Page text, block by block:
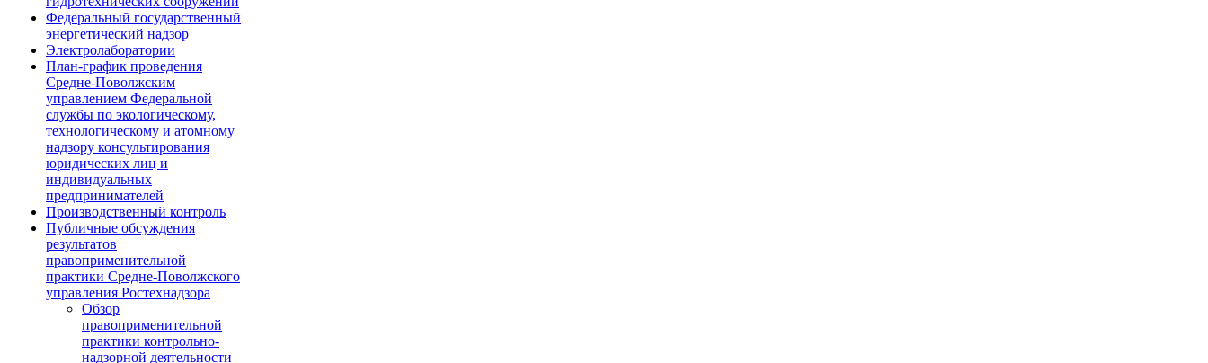
Федеральный государственный
энергетический надзор
Электролаборатории
План-график проведения
Средне-Поволжским
управлением Федеральной
службы по экологическому,
технологическому и атомному
надзору консультирования
юридических лиц и
индивидуальных
предпринимателей
Производственный контроль
Публичные обсуждения
результатов
правоприменительной
практики Средне-Поволжского
управления Ростехнадзора
Обзор
правоприменительной
практики контрольно-
надзорной деятельности